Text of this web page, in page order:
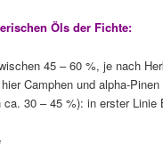
Öls der Fichte:
45 – 60 %, je nach
Camphen und alpha-Pinen
ca. 30 – 45 %): in erster Linie